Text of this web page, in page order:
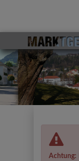
Achtung: